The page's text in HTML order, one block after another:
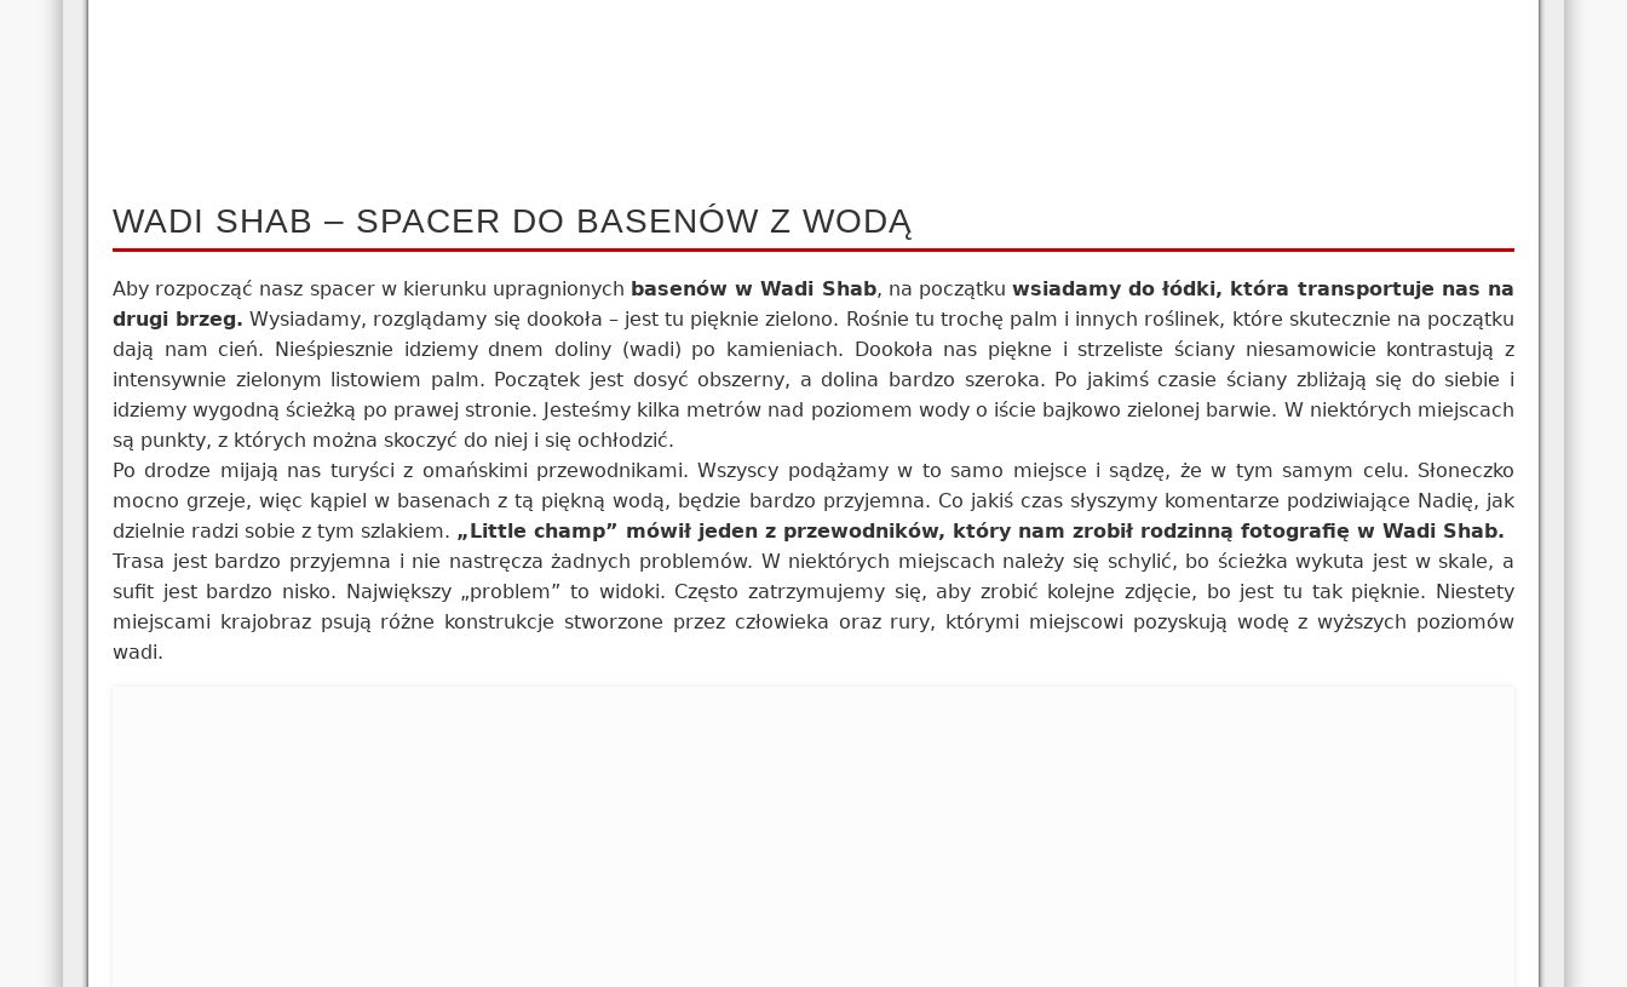
WADI SHAB – SPACER DO BASENÓW Z WODĄ
Aby rozpocząć nasz spacer w kierunku upragnionych basenów w Wadi Shab, na początkuwsiadamy do łódki, która transportuje nas na
drugi brzeg. Wysiadamy, rozglądamy się dookoła – jest tu pięknie zielono. Rośnie tu trochę palm i innych roślinek, które skutecznie na początku
dają nam cień. Nieśpiesznie idziemy dnem doliny (wadi) po kamieniach. Dookoła nas piękne i strzeliste ściany niesamowicie kontrastują z
intensywnie zielonym listowiem palm. Początek jest dosyć obszerny, a dolina bardzo szeroka. Po jakimś czasie ściany zbliżają się do siebie i
idziemy wygodną ścieżką po prawej stronie. Jesteśmy kilka metrów nad poziomem wody o iście bajkowo zielonej barwie. W niektórych miejscach
są punkty, z których można skoczyć do niej i się ochłodzić.
Po drodze mijają nas turyści z omańskimi przewodnikami. Wszyscy podążamy w to samo miejsce i sądzę, że w tym samym celu. Słoneczko
mocno grzeje, więc kąpiel w basenach z tą piękną wodą, będzie bardzo przyjemna. Co jakiś czas słyszymy komentarze podziwiające Nadię, jak
dzielnie radzi sobie z tym szlakiem. „Little champ” mówił jeden z przewodników, który nam zrobił rodzinną fotografię w Wadi Shab.
Trasa jest bardzo przyjemna i nie nastręcza żadnych problemów. W niektórych miejscach należy się schylić, bo ścieżka wykuta jest w skale, a
sufit jest bardzo nisko. Największy „problem” to widoki. Często zatrzymujemy się, aby zrobić kolejne zdjęcie, bo jest tu tak pięknie. Niestety
miejscami krajobraz psują różne konstrukcje stworzone przez człowieka oraz rury, którymi miejscowi pozyskują wodę z wyższych poziomów
wadi.